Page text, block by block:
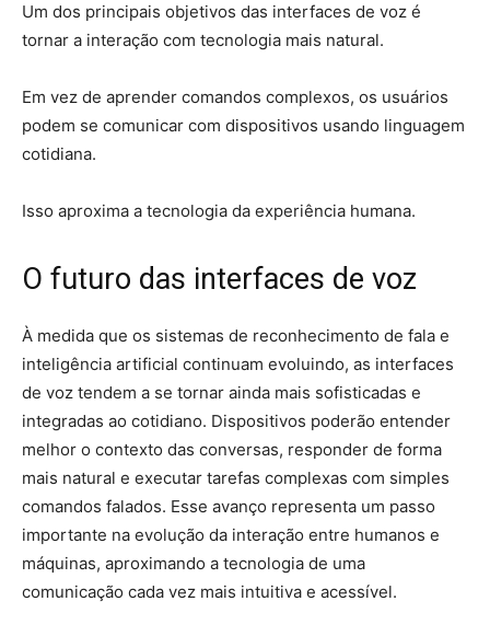
Um dos principais objetivos das interfaces de voz é
tornar a interação com tecnologia mais natural.
Em vez de aprender comandos complexos, os usuários
podem se comunicar com dispositivos usando linguagem
cotidiana.
Isso aproxima a tecnologia da experiência humana.
O futuro das interfaces de voz
À medida que os sistemas de reconhecimento de fala e
inteligência artificial continuam evoluindo, as interfaces
de voz tendem a se tornar ainda mais sofisticadas e
integradas ao cotidiano. Dispositivos poderão entender
melhor o contexto das conversas, responder de forma
mais natural e executar tarefas complexas com simples
comandos falados. Esse avanço representa um passo
importante na evolução da interação entre humanos e
máquinas, aproximando a tecnologia de uma
comunicação cada vez mais intuitiva e acessível.